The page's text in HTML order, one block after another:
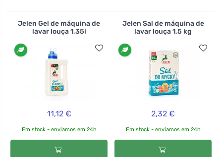
Jelen Gel de máquina de
lavar louça 1,35l
11,12 €
Em stock - enviamos em 24h
Jelen Sal de máquina de
lavar louça 1,5 kg
2,32 €
Em stock - enviamos em 24h